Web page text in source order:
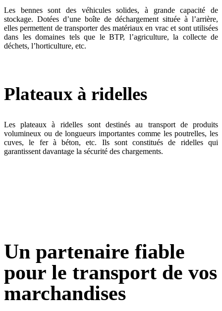
Les bennes sont des véhicules solides, à grande capacité de
stockage. Dotées d’une boîte de déchargement située à l’arrière,
elles permettent de transporter des matériaux en vrac et sont utilisées
dans les domaines tels que le BTP, l’agriculture, la collecte de
déchets, l’horticulture, etc.
Plateaux à ridelles
Les plateaux à ridelles sont destinés au transport de produits
volumineux ou de longueurs importantes comme les poutrelles, les
cuves, le fer à béton, etc. Ils sont constitués de ridelles qui
garantissent davantage la sécurité des chargements.
Un partenaire fiable
pour le transport de vos
marchandise​s